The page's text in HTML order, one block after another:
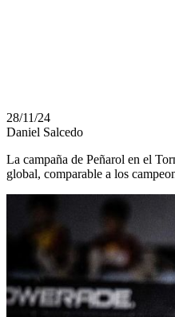
28/11/24
Daniel Salcedo
La campaña de Peñarol en el
global, comparable a los